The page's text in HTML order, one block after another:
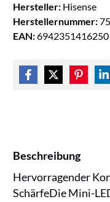
Hersteller: Hisense
Herstellernummer:
EAN:6942351416250
Beschreibung
Hervorragender
SchärfeDie Mini-